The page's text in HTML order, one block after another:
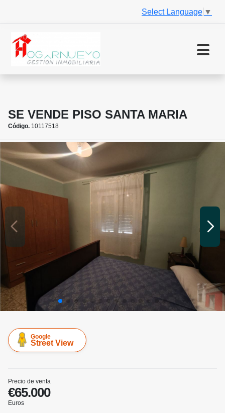
Select Language ▼
SE VENDE PISO SANTA MARIA
Código. 10117518
Google
Street View
Precio de venta
€65.000
Euros